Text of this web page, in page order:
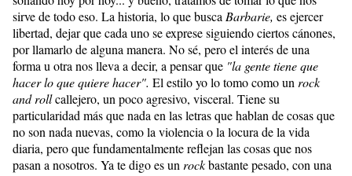
sirve de todo eso. La historia, lo que buscaBarbarie, es ejercer
libertad, dejar que cada uno se exprese siguiendo ciertos cánones,
por llamarlo de alguna manera. No sé, pero el interés de una
forma u otra nos lleva a decir, a pensar que "la gente tiene que
hacer lo que quiere hacer". El estilo yo lo tomo como unrock
and rollcallejero, un poco agresivo, visceral. Tiene su
particularidad más que nada en las letras que hablan de cosas que
no son nada nuevas, como la violencia o la locura de la vida
diaria, pero que fundamentalmente reflejan las cosas que nos
pasan a nosotros. Ya te digo es unrockbastante pesado, con una